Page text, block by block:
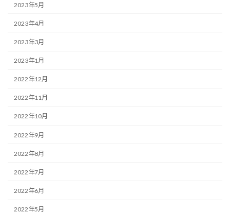
2023年5月
2023年4月
2023年3月
2023年1月
2022年12月
2022年11月
2022年10月
2022年9月
2022年8月
2022年7月
2022年6月
2022年5月